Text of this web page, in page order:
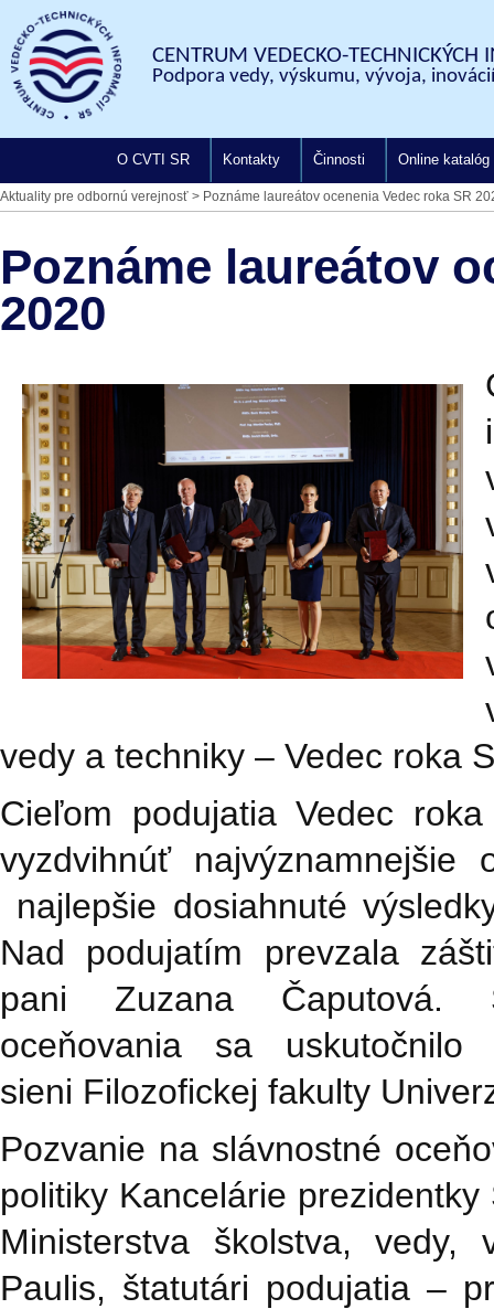
CENTRUM VEDECKO-TECHNICKÝCH
Podpora vedy, výskumu, vývoja,
O CVTI SR Kontakty Činnosti Online katalóg
Aktuality pre odbornú verejnosť > Poznáme laureátov ocenenia Vedec roka SR
Poznáme laureátov
2020
vedy a techniky – Vedec roka
Cieľom podujatia Vedec
vyzdvihnúť
najlepšie dosiahnuté
Nad podujatím prevzala
pani Zuzana Čaputová.
oceňovania sa
sieni Filozofickej fakulty
Pozvanie na slávnostné
politiky Kancelárie
Ministerstva školstva,
Paulis, štatutári podujatia –